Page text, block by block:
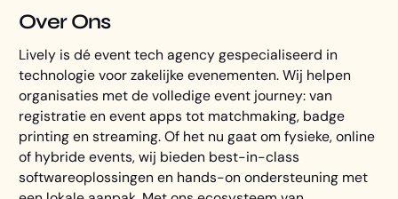
Over Ons
Lively is dé event tech agency gespecialiseerd in
technologie voor zakelijke evenementen. Wij helpen
organisaties met de volledige event journey: van
registratie en event apps tot matchmaking, badge
printing en streaming. Of het nu gaat om fysieke, online
of hybride events, wij bieden best-in-class
softwareoplossingen en hands-on ondersteuning met